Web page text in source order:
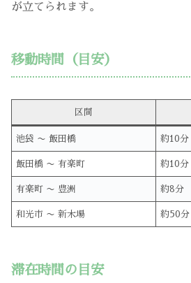
が立てられます。
移動時間（目安）
区間
池袋 〜 飯田橋 約10分
飯田橋 〜 有楽町 約10分
有楽町 〜 豊洲 約8分
和光市 〜 新木場 約50分
滞在時間の目安